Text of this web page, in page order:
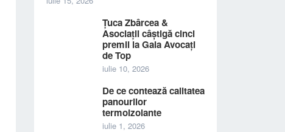
Țuca Zbârcea &
Asociații câștigă cinci
premii la Gala Avocați
de Top
iulie 10, 2026
De ce contează calitatea
panourilor
termoizolante
iulie 1, 2026